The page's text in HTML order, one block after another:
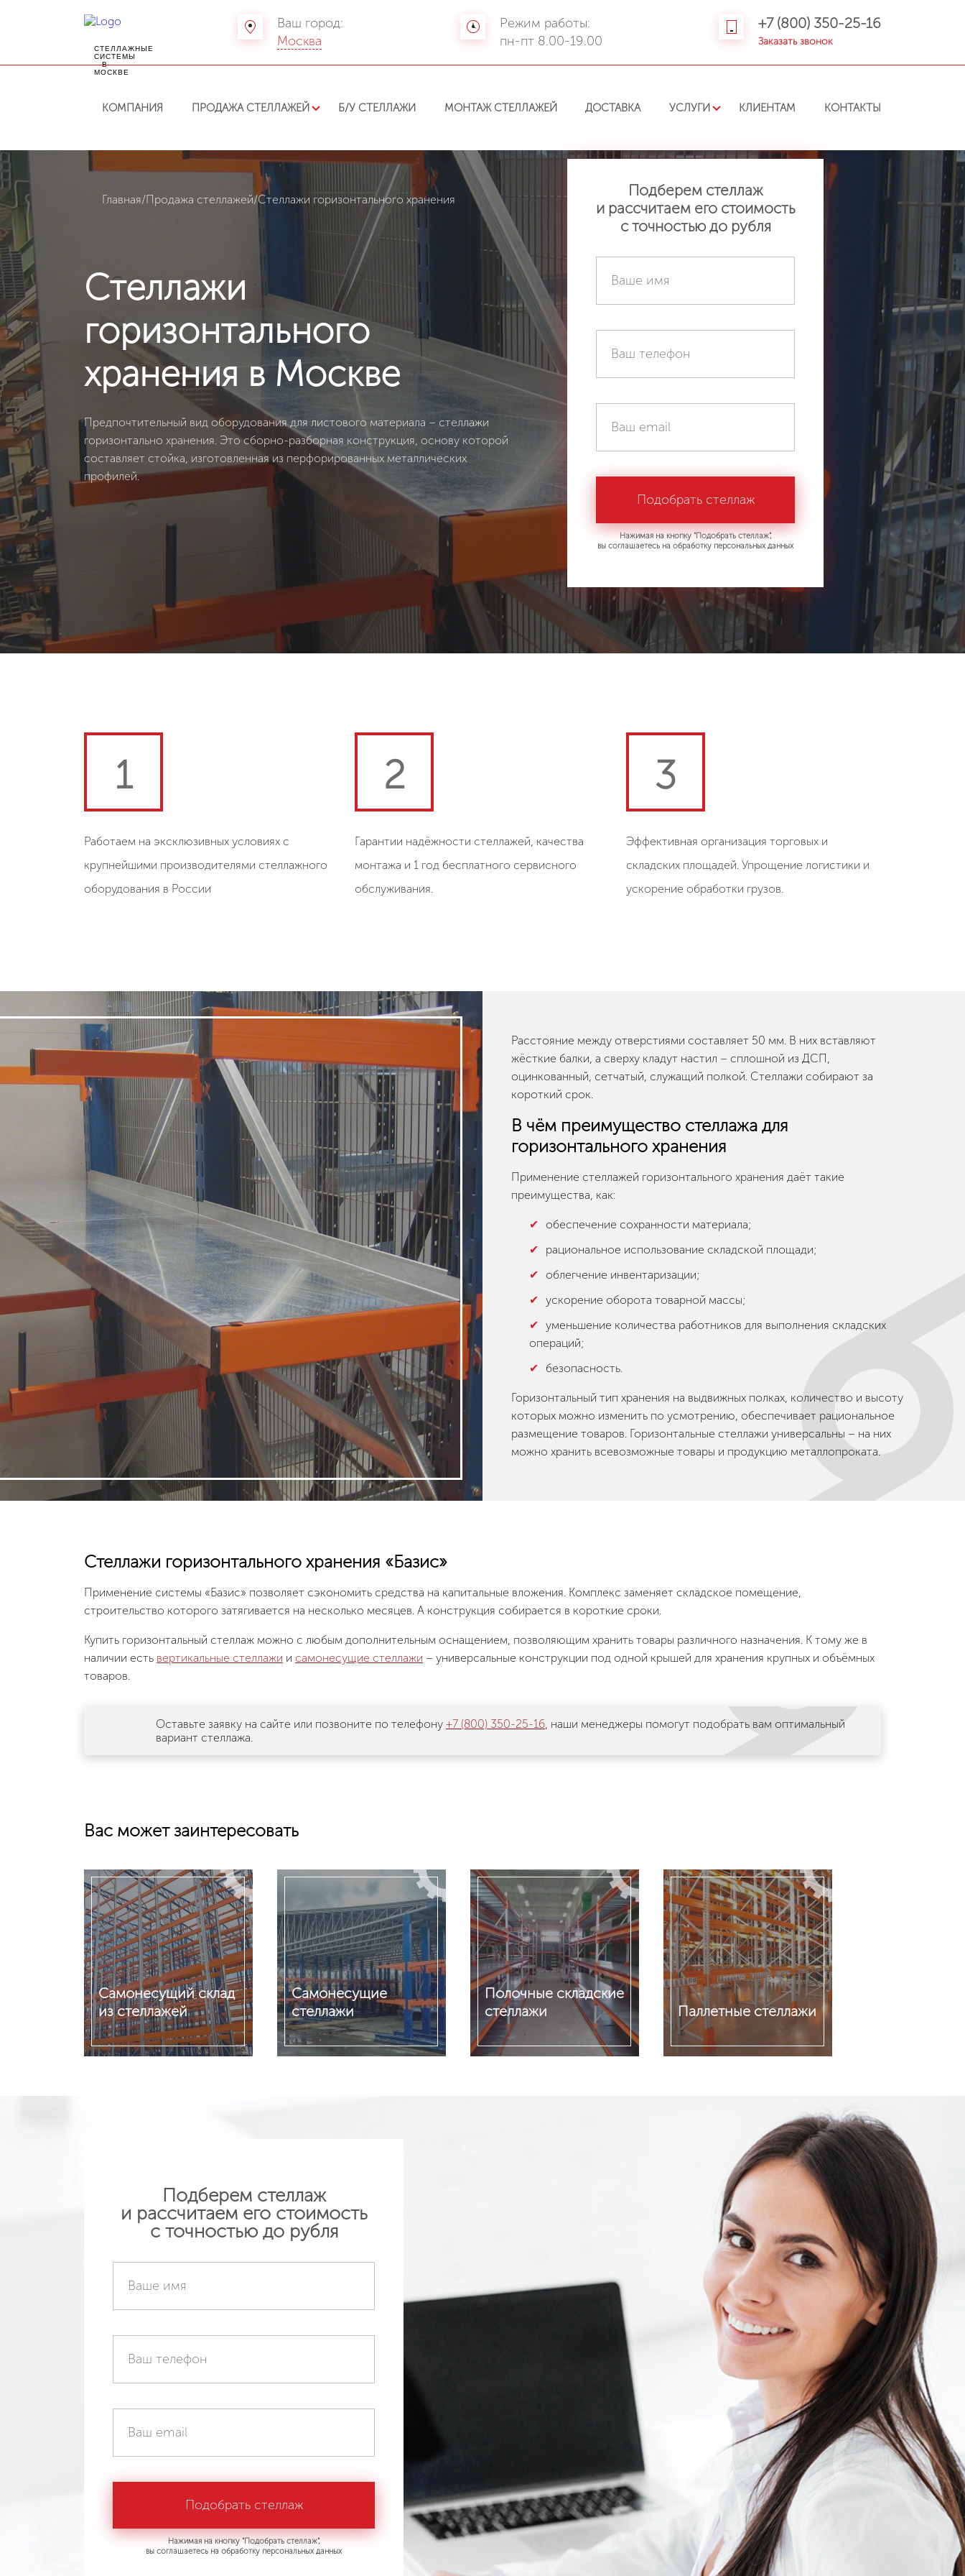
СТЕЛЛАЖНЫЕ
СИСТЕМЫ
В
МОСКВЕ
Ваш город:
Москва
Режим работы:
пн-пт 8.00-19.00
+7 (800) 350-25-16
Заказать звонок
КОМПАНИЯ ПРОДАЖА СТЕЛЛАЖЕЙ Б/У СТЕЛЛАЖИ МОНТАЖ СТЕЛЛАЖЕЙ ДОСТАВКА УСЛУГИ КЛИЕНТАМ КОНТАКТЫ
Главная/Продажа стеллажей/Стеллажи горизонтального хранения
Стеллажи
горизонтального
хранения в Москве
Предпочтительный вид оборудования для листового материала – стеллажи
горизонтально хранения. Это сборно-разборная конструкция, основу которой
составляет стойка, изготовленная из перфорированных металлических
профилей.
Подберем стеллаж
и рассчитаем его стоимость
с точностью до рубля
Нажимая на кнопку "Подобрать стеллаж",
вы соглашаетесь на обработку персональных данных
1
Работаем на эксклюзивных условиях с
крупнейшими производителями стеллажного
оборудования в России
2
Гарантии надёжности стеллажей, качества
монтажа и 1 год бесплатного сервисного
обслуживания.
3
Эффективная организация торговых и
складских площадей. Упрощение логистики и
ускорение обработки грузов.
Расстояние между отверстиями составляет 50 мм. В них вставляют
жёсткие балки, а сверху кладут настил – сплошной из ДСП,
оцинкованный, сетчатый, служащий полкой. Стеллажи собирают за
короткий срок.
В чём преимущество стеллажа для
горизонтального хранения
Применение стеллажей горизонтального хранения даёт такие
преимущества, как:
обеспечение сохранности материала;
рациональное использование складской площади;
облегчение инвентаризации;
ускорение оборота товарной массы;
уменьшение количества работников для выполнения складских
операций;
безопасность.
Горизонтальный тип хранения на выдвижных полках, количество и высоту
которых можно изменить по усмотрению, обеспечивает рациональное
размещение товаров. Горизонтальные стеллажи универсальны – на них
можно хранить всевозможные товары и продукцию металлопроката.
Стеллажи горизонтального хранения «Базис»
Применение системы «Базис» позволяет сэкономить средства на капитальные вложения. Комплекс заменяет складское помещение,
строительство которого затягивается на несколько месяцев. А конструкция собирается в короткие сроки.
Купить горизонтальный стеллаж можно с любым дополнительным оснащением, позволяющим хранить товары различного назначения. К тому же в
наличии есть вертикальные стеллажи и самонесущие стеллажи – универсальные конструкции под одной крышей для хранения крупных и объёмных
товаров.
Оставьте заявку на сайте или позвоните по телефону +7 (800) 350-25-16, наши менеджеры помогут подобрать вам оптимальный
вариант стеллажа.
Вас может заинтересовать
Самонесущий склад
из стеллажей
Cамонесущие
стеллажи
Полочные складские
стеллажи
Паллетные стеллажи
Подберем стеллаж
и рассчитаем его стоимость
с точностью до рубля
Нажимая на кнопку "Подобрать стеллаж",
вы соглашаетесь на обработку персональных данных